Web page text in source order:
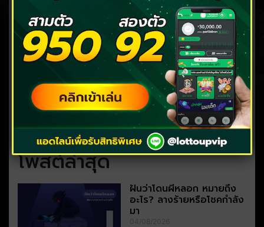
คลิก แทงหวย บาทละ 90/900
( มีทุกหวย ตลอด 24 ชั่วโมง )
โพสต์ล่าสุด
ฝันว่าโดนผีหลอก หมายถึง
อะไร? ลางร้ายหรือโชคกำลัง
มา
04/08/2026